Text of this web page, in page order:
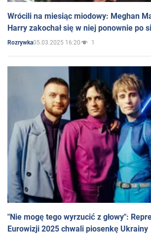
Wrócili na miesiąc miodowy: Meghan
Harry zakochał się w niej ponownie po
Rozrywka05.03.2025 16:20 1
"Nie mogę tego wyrzucić z głowy":
Eurowizji 2025 chwali piosenkę Ukrainy